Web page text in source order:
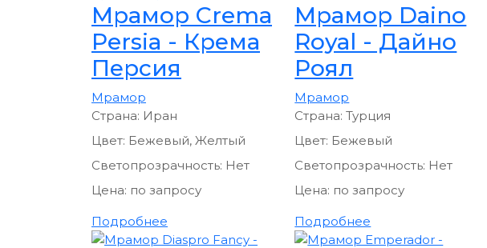
Мрамор Crema
Persia - Крема
Персия
Мрамор
Страна: Иран
Цвет: Бежевый, Желтый
Светопрозрачность: Нет
Цена: по запросу
Подробнее
Мрамор Daino
Royal - Дайно
Роял
Мрамор
Страна:Турция
Цвет: Бежевый
Светопрозрачность: Нет
Цена: по запросу
Подробнее